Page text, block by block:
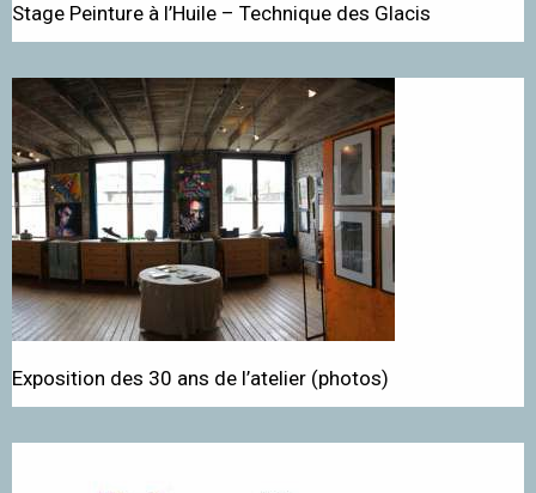
Stage Peinture à l’Huile – Technique des Glacis
Exposition des 30 ans de l’atelier (photos)